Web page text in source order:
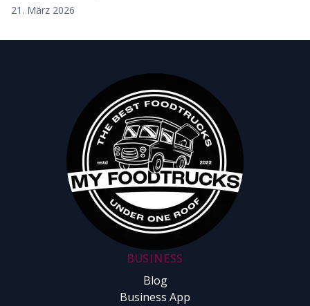
21. März 2026
BUSINESS
Blog
Business App